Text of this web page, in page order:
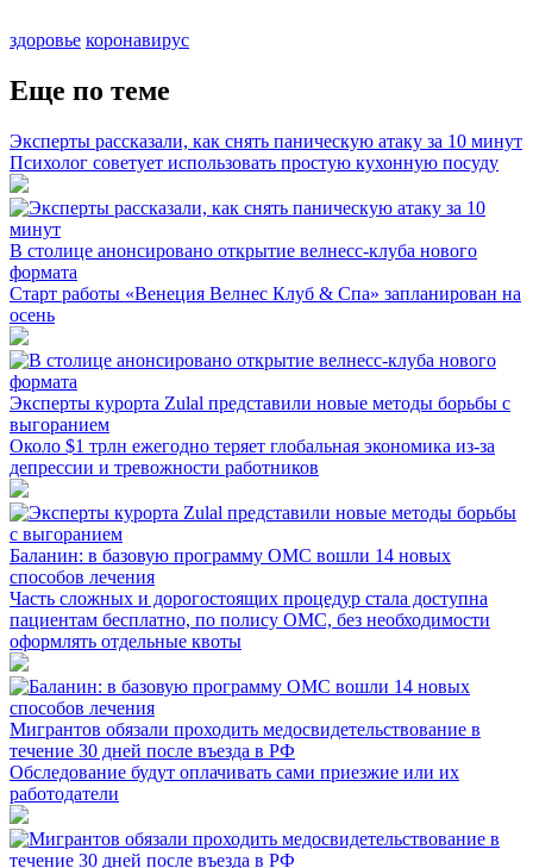
здоровье коронавирус
Еще по теме
Эксперты рассказали, как снять паническую атаку за 10 минут
Психолог советует использовать простую кухонную посуду
В столице анонсировано открытие велнесс-клуба нового
формата
Старт работы «Венеция Велнес Клуб & Спа» запланирован на
осень
Эксперты курорта Zulal представили новые методы борьбы с
выгоранием
Около $1 трлн ежегодно теряет глобальная экономика из-за
депрессии и тревожности работников
Баланин: в базовую программу ОМС вошли 14 новых
способов лечения
Часть сложных и дорогостоящих процедур стала доступна
пациентам бесплатно, по полису ОМС, без необходимости
оформлять отдельные квоты
Мигрантов обязали проходить медосвидетельствование в
течение 30 дней после въезда в РФ
Обследование будут оплачивать сами приезжие или их
работодатели